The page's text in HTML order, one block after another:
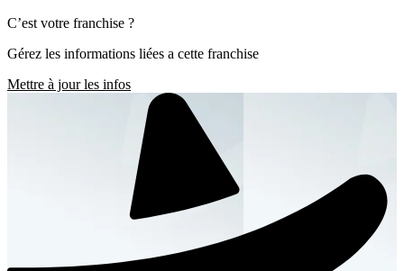
C’est votre franchise ?
Gérez les informations liées a cette franchise
Mettre à jour les infos